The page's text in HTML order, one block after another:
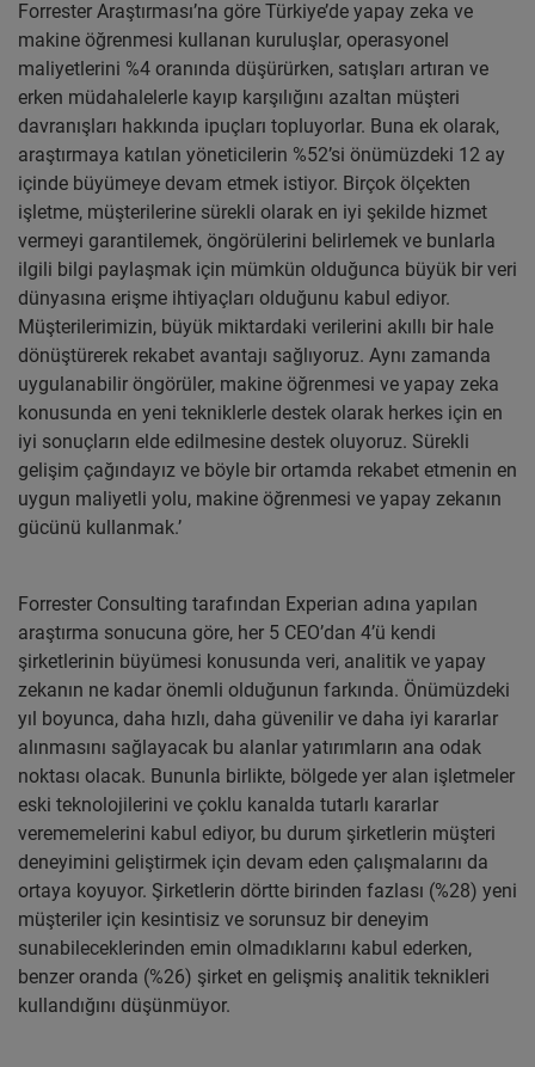
Forrester Araştırması’na göre Türkiye’de yapay zeka ve
makine öğrenmesi kullanan kuruluşlar, operasyonel
maliyetlerini %4 oranında düşürürken, satışları artıran ve
erken müdahalelerle kayıp karşılığını azaltan müşteri
davranışları hakkında ipuçları topluyorlar. Buna ek olarak,
araştırmaya katılan yöneticilerin %52’si önümüzdeki 12 ay
içinde büyümeye devam etmek istiyor. Birçok ölçekten
işletme, müşterilerine sürekli olarak en iyi şekilde hizmet
vermeyi garantilemek, öngörülerini belirlemek ve bunlarla
ilgili bilgi paylaşmak için mümkün olduğunca büyük bir veri
dünyasına erişme ihtiyaçları olduğunu kabul ediyor.
Müşterilerimizin, büyük miktardaki verilerini akıllı bir hale
dönüştürerek rekabet avantajı sağlıyoruz. Aynı zamanda
uygulanabilir öngörüler, makine öğrenmesi ve yapay zeka
konusunda en yeni tekniklerle destek olarak herkes için en
iyi sonuçların elde edilmesine destek oluyoruz. Sürekli
gelişim çağındayız ve böyle bir ortamda rekabet etmenin en
uygun maliyetli yolu, makine öğrenmesi ve yapay zekanın
gücünü kullanmak.’
Forrester Consulting tarafından Experian adına yapılan
araştırma sonucuna göre, her 5 CEO’dan 4’ü kendi
şirketlerinin büyümesi konusunda veri, analitik ve yapay
zekanın ne kadar önemli olduğunun farkında. Önümüzdeki
yıl boyunca, daha hızlı, daha güvenilir ve daha iyi kararlar
alınmasını sağlayacak bu alanlar yatırımların ana odak
noktası olacak. Bununla birlikte, bölgede yer alan işletmeler
eski teknolojilerini ve çoklu kanalda tutarlı kararlar
verememelerini kabul ediyor, bu durum şirketlerin müşteri
deneyimini geliştirmek için devam eden çalışmalarını da
ortaya koyuyor. Şirketlerin dörtte birinden fazlası (%28) yeni
müşteriler için kesintisiz ve sorunsuz bir deneyim
sunabileceklerinden emin olmadıklarını kabul ederken,
benzer oranda (%26) şirket en gelişmiş analitik teknikleri
kullandığını düşünmüyor.